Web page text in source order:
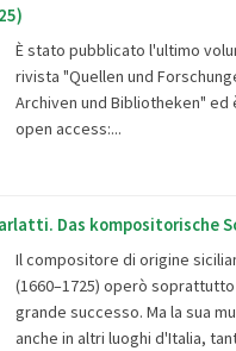
È stato pubblicato l'ultimo
rivista "Quellen und
Archiven und Bibliotheken" ed
open access:...
Das kompositorische
Il compositore di origine
(1660–1725) operò soprattutto
grande successo. Ma la sua
anche in altri luoghi d'Italia,